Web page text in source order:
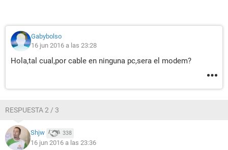
Gabybolso
16 jun 2016 a las 23:28
Hola,tal cual,por cable en ninguna pc,sera el modem?
RESPUESTA 2 / 3
Shjw 338
16 jun 2016 a las 23:36